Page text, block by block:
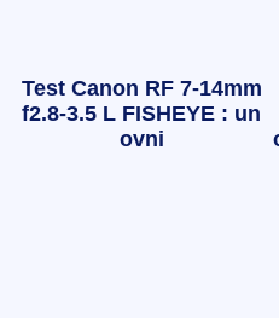
Test Canon RF 7-14mm
f2.8-3.5 L FISHEYE : un
ovni